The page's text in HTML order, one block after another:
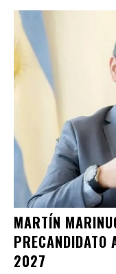
MARTÍN
PRECANDIDATO
2027